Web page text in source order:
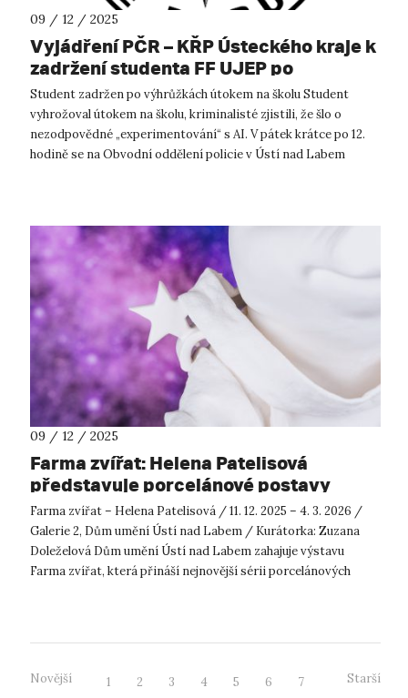
09 / 12 / 2025
Vyjádření PČR – KŘP Ústeckého kraje k
zadržení studenta FF UJEP po
výhružkách útoku na školu
Student zadržen po výhrůžkách útokem na školu Student
vyhrožoval útokem na školu, kriminalisté zjistili, že šlo o
nezodpovědné „experimentování“ s AI. V pátek krátce po 12.
hodině se na Obvodní oddělení policie v Ústí nad Labem
09 / 12 / 2025
Farma zvířat: Helena Patelisová
představuje porcelánové postavy
inspirované Orwellem
Farma zvířat – Helena Patelisová / 11. 12. 2025 – 4. 3. 2026 /
Galerie 2, Dům umění Ústí nad Labem / Kurátorka: Zuzana
Doleželová Dům umění Ústí nad Labem zahajuje výstavu
Farma zvířat, která přináší nejnovější sérii porcelánových
Novější 1 2 3 4 5 6 7 Starší